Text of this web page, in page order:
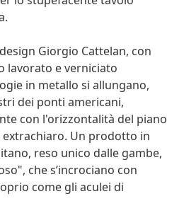
Giorgio Cattelan, con
lavorato e verniciato
in metallo si allungano,
dei ponti americani,
con l'orizzontalità del piano
Un prodotto in
reso unico dalle gambe,
che s’incrociano con
come gli aculei di